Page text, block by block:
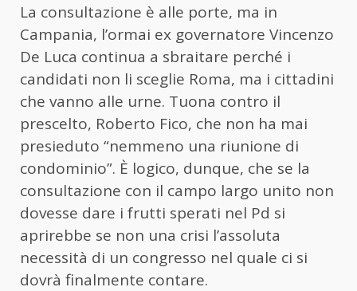
La consultazione è alle porte, ma in
Campania, l’ormai ex governatore Vincenzo
De Luca continua a sbraitare perché i
candidati non li sceglie Roma, ma i cittadini
che vanno alle urne. Tuona contro il
prescelto, Roberto Fico, che non ha mai
presieduto “nemmeno una riunione di
condominio”. È logico, dunque, che se la
consultazione con il campo largo unito non
dovesse dare i frutti sperati nel Pd si
aprirebbe se non una crisi l’assoluta
necessità di un congresso nel quale ci si
dovrà finalmente contare.